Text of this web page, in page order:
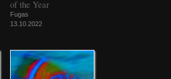
of the Year
Fugas
13.10.2022